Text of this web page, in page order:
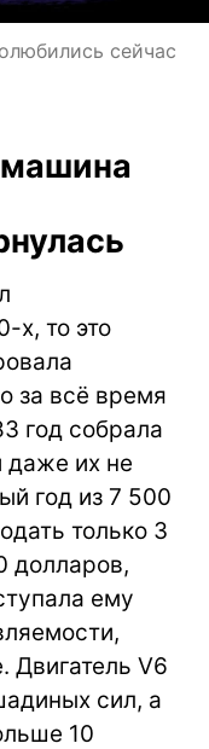
сейчас
машина
х, то это
за всё время
год собрала
их не
год из 7 500
только 3
долларов,
ему
Двигатель V6
сил, а
10